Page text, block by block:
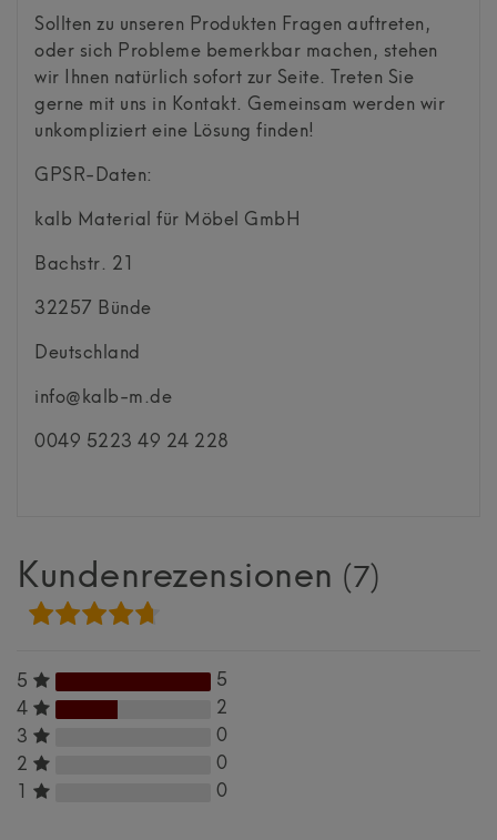
Sollten zu unseren Produkten Fragen auftreten,
oder sich Probleme bemerkbar machen, stehen
wir Ihnen natürlich sofort zur Seite. Treten Sie
gerne mit uns in Kontakt. Gemeinsam werden wir
unkompliziert eine Lösung finden!
GPSR-Daten:
kalb Material für Möbel GmbH
Bachstr. 21
32257 Bünde
Deutschland
info@kalb-m.de
0049 5223 49 24 228
Kundenrezensionen (7)
5
5
4
2
3
0
2
0
1
0